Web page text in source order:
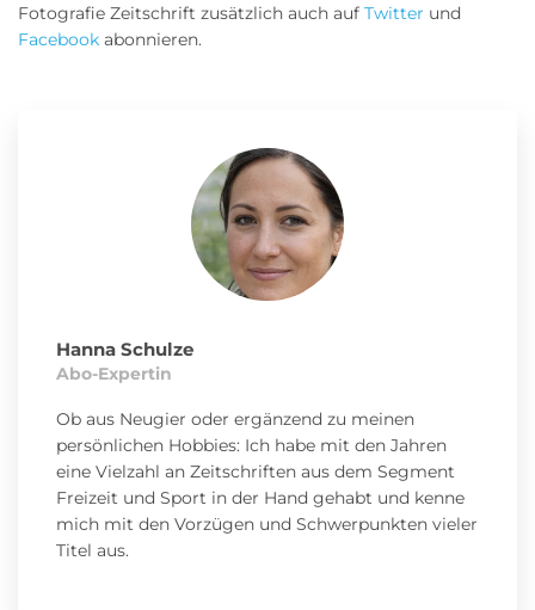
Hanna Schulze
Abo-Expertin
Ob aus Neugier oder ergänzend zu meinen
persönlichen Hobbies: Ich habe mit den Jahren
eine Vielzahl an Zeitschriften aus dem Segment
Freizeit und Sport in der Hand gehabt und kenne
mich mit den Vorzügen und Schwerpunkten vieler
Titel aus.
Fotografie Zeitschrift zusätzlich auch auf Twitter und
Facebook abonnieren.